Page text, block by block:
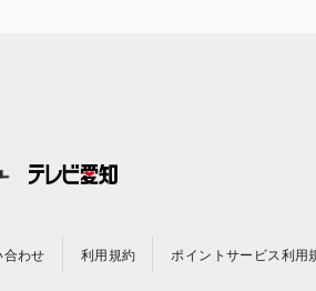
合わせ 利用規約 ポイントサービス利用